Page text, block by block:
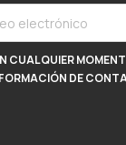
CUALQUIER
DE